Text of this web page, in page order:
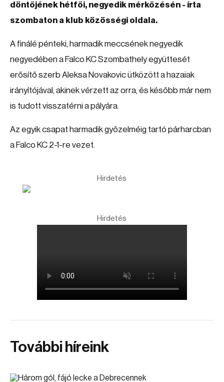
döntőjének hétfői, negyedik mérkőzésén - írta
szombaton a klub közösségi oldala.
A finálé pénteki, harmadik meccsének negyedik
negyedében a Falco KC Szombathely együttesét
erősítő szerb Aleksa Novakovic ütközött a hazaiak
irányítójával, akinek vérzett az orra, és később már nem
is tudott visszatérni a pályára.
Az egyik csapat harmadik győzelméig tartó párharcban
a Falco KC 2-1-re vezet.
Hirdetés
Hirdetés
További híreink